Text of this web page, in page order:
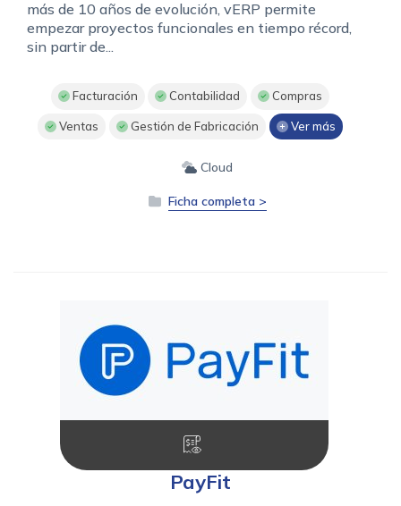
más de 10 años de evolución, vERP permite
empezar proyectos funcionales en tiempo récord,
sin partir de...
Facturación Contabilidad Compras
Ventas Gestión de Fabricación Ver más
Cloud
Ficha completa >
PayFit